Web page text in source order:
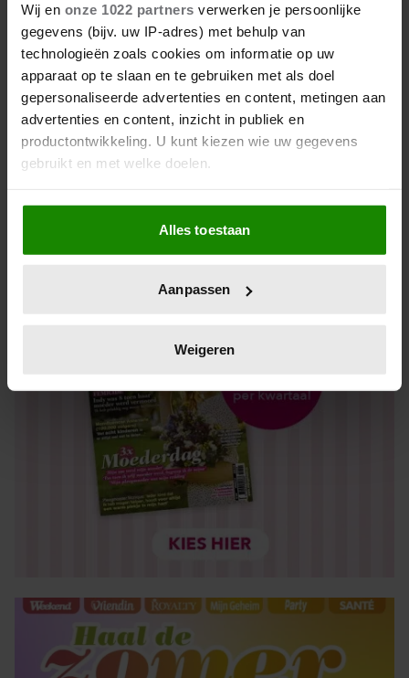
Wij en onze 1022 partners verwerken je persoonlijke
gegevens (bijv. uw IP-adres) met behulp van
technologieën zoals cookies om informatie op uw
apparaat op te slaan en te gebruiken met als doel
gepersonaliseerde advertenties en content, metingen aan
advertenties en content, inzicht in publiek en
productontwikkeling. U kunt kiezen wie uw gegevens
gebruikt en met welke doelen.
Als u het toestaat, willen we ook graag:
Informatie verzamelen over uw geografische locatie,
die tot een paar meter nauwkeurig kan zijn
op specifieke eigenschappen (fingerprinting)
verwerkt en stel uw voorkeuren in het
intrekken in de Cookieverklaring.
We gebruiken cookies om content en advertenties te
personaliseren, om functies voor social media te bieden
en om ons websiteverkeer te analyseren. Ook delen we
informatie over uw gebruik van onze site met onze
partners voor social media, adverteren en analyse. Deze
partners kunnen deze gegevens combineren met andere
gaat akkoord met onze cookies als u onze website blijft
gebruiken.
Alles toestaan
Aanpassen
Weigeren
De nieuwe Mijn Geheim ligt nu in de winkel
Abonneren
Digitaal lezen
Los kopen